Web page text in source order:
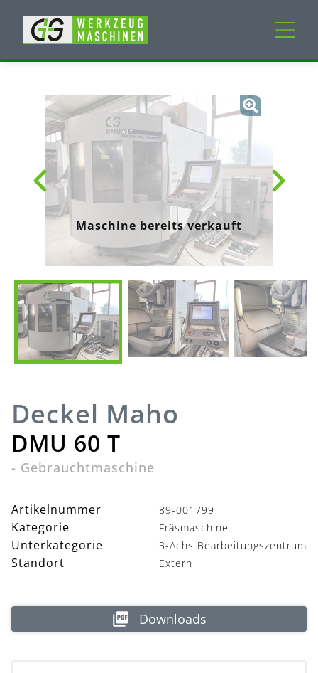
Neumaschinen
Gebrauchtmaschinen
Dienstleistungen
Unternehmen
Mein Konto
Maschine bereits verkauft
Deckel Maho
DMU 60 T
- Gebrauchtmaschine
Artikelnummer 89-001799
Kategorie Fräsmaschine
Unterkategorie 3-Achs Bearbeitungszentrum
Standort Extern
Downloads